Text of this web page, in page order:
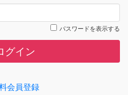
パスワードを表示する
グイン
会員登録